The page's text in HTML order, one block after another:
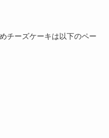
チーズケーキは以下のペー